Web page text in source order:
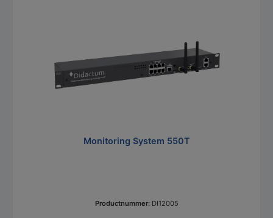
Monitoring System 550T
Productnummer: DI12005